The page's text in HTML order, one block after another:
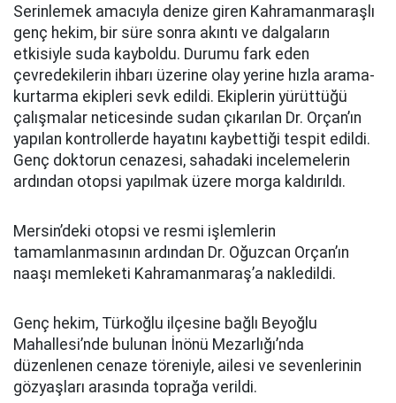
Serinlemek amacıyla denize giren Kahramanmaraşlı
genç hekim, bir süre sonra akıntı ve dalgaların
etkisiyle suda kayboldu. Durumu fark eden
çevredekilerin ihbarı üzerine olay yerine hızla arama-
kurtarma ekipleri sevk edildi. Ekiplerin yürüttüğü
çalışmalar neticesinde sudan çıkarılan Dr. Orçan’ın
yapılan kontrollerde hayatını kaybettiği tespit edildi.
Genç doktorun cenazesi, sahadaki incelemelerin
ardından otopsi yapılmak üzere morga kaldırıldı.
Mersin’deki otopsi ve resmi işlemlerin
tamamlanmasının ardından Dr. Oğuzcan Orçan’ın
naaşı memleketi Kahramanmaraş’a nakledildi.
Genç hekim, Türkoğlu ilçesine bağlı Beyoğlu
Mahallesi’nde bulunan İnönü Mezarlığı’nda
düzenlenen cenaze töreniyle, ailesi ve sevenlerinin
gözyaşları arasında toprağa verildi.